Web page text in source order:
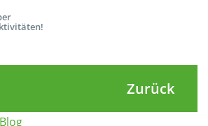
Zurück
Blog